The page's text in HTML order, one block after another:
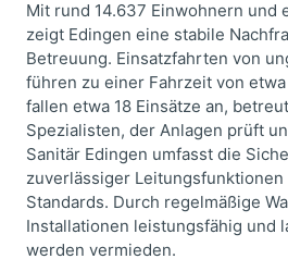
Mit rund 14.637 Einwohnern und
zeigt Edingen eine stabile
Betreuung. Einsatzfahrten von
führen zu einer Fahrzeit von
fallen etwa 18 Einsätze an,
Spezialisten, der Anlagen prüft
Sanitär Edingen umfasst die
zuverlässiger
Standards. Durch regelmäßige
Installationen leistungsfähig und
werden vermieden.